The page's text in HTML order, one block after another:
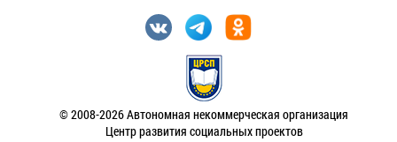
© 2008-2026 Автономная некоммерческая организация
Центр развития социальных проектов